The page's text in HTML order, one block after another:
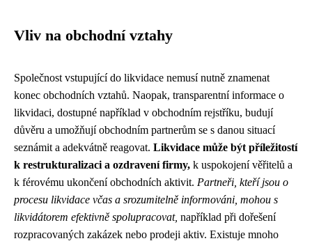
Vliv na obchodní vztahy
Společnost vstupující do likvidace nemusí nutně znamenat
konec obchodních vztahů. Naopak, transparentní informace o
likvidaci, dostupné například v obchodním rejstříku, budují
důvěru a umožňují obchodním partnerům se s danou situací
seznámit a adekvátně reagovat. Likvidace může být příležitostí
k restrukturalizaci a ozdravení firmy, k uspokojení věřitelů a
k férovému ukončení obchodních aktivit. Partneři, kteří jsou o
procesu likvidace včas a srozumitelně informováni, mohou s
likvidátorem efektivně spolupracovat, například při dořešení
rozpracovaných zakázek nebo prodeji aktiv. Existuje mnoho